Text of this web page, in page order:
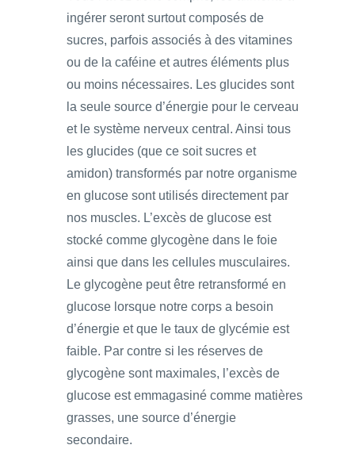
ingérer seront surtout composés de
sucres, parfois associés à des vitamines
ou de la caféine et autres éléments plus
ou moins nécessaires. Les glucides sont
la seule source d’énergie pour le cerveau
et le système nerveux central. Ainsi tous
les glucides (que ce soit sucres et
amidon) transformés par notre organisme
en glucose sont utilisés directement par
nos muscles. L’excès de glucose est
stocké comme glycogène dans le foie
ainsi que dans les cellules musculaires.
Le glycogène peut être retransformé en
glucose lorsque notre corps a besoin
d’énergie et que le taux de glycémie est
faible. Par contre si les réserves de
glycogène sont maximales, l’excès de
glucose est emmagasiné comme matières
grasses, une source d’énergie
secondaire.